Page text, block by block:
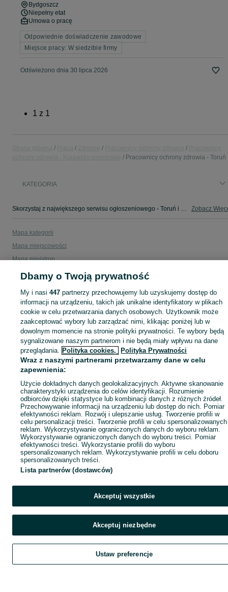
Bydgoszcz
Niepełny etat
Umowa o pracę
Odpowiednie doświadczenie zawodowe
Miejsce pracy: W siedzibie firmy
Odświeżono dnia 30 lipca 2026
1 z 1
Pracownicy ochrony zdrowia - Toruń
KATEGORIA
Skorzystaj z największego serwisu ogłoszeniowego - Toruń i okolice! - kupuj lub sprzedawaj jeszcze wygodniej w kategorii Pracownicy ochrony zdrowia! Zobacz
Mapa kategorii
Mapa miejscowości
Mapa ministron
Popularne wyszukiwania
Szukaj Obserwujesz Dodaj Czat
Dbamy o Twoją prywatność
My i nasi447 partnerzy przechowujemy lub uzyskujemy dostęp do
informacji na urządzeniu, takich jak unikalne identyfikatory w plikach
cookie w celu przetwarzania danych osobowych. Użytkownik może
zaakceptować wybory lub zarządzać nimi, klikając poniżej lub w
dowolnym momencie na stronie polityki prywatności. Te wybory będą
sygnalizowane naszym partnerom i nie będą miały wpływu na dane
przeglądania. Polityka cookies, Polityka Prywatności
Wraz z naszymi partnerami przetwarzamy dane w celu
zapewnienia:
Użycie dokładnych danych geolokalizacyjnych. Aktywne skanowanie
charakterystyki urządzenia do celów identyfikacji. Rozumienie
odbiorców dzięki statystyce lub kombinacji danych z różnych źródeł.
Przechowywanie informacji na urządzeniu lub dostęp do nich. Pomiar
efektywności reklam. Rozwój i ulepszanie usług. Tworzenie profili w
celu personalizacji treści. Tworzenie profili w celu spersonalizowanych
reklam. Wykorzystywanie ograniczonych danych do wyboru reklam.
Wykorzystywanie ograniczonych danych do wyboru treści. Pomiar
efektywności treści. Wykorzystanie profili do wyboru
spersonalizowanych reklam. Wykorzystywanie profili w celu doboru
spersonalizowanych treści.
Lista partnerów (dostawców)
Akceptuj wszystkie
Akceptuj niezbędne
Ustaw preferencje